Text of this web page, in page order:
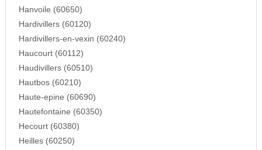
Hanvoile (60650)
Hardivillers (60120)
Hardivillers-en-vexin (60240)
Haucourt (60112)
Haudivillers (60510)
Hautbos (60210)
Haute-epine (60690)
Hautefontaine (60350)
Hecourt (60380)
Heilles (60250)